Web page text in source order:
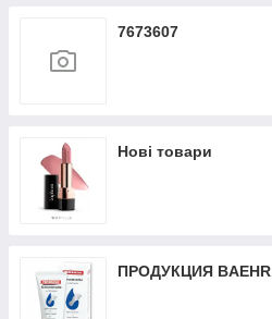
7673607
Нові товари
ПРОДУКЦИЯ BAEHR